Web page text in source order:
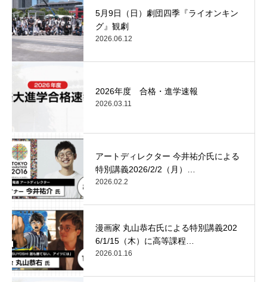
5月9日（日）劇団四季『ライオンキン
グ』観劇
2026.06.12
2026年度 合格・進学速報
2026.03.11
アートディレクター 今井祐介氏による
特別講義2026/2/2（月）…
2026.02.2
漫画家 丸山恭右氏による特別講義202
6/1/15（木）に高等課程…
2026.01.16